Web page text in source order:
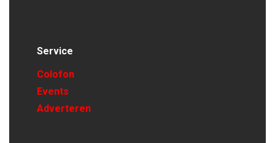
Service
Colofon
Events
Adverteren